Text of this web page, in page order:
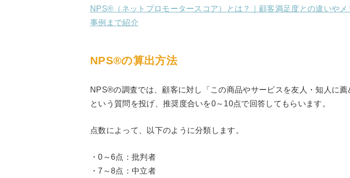
NPS®（ネットプロモータースコア）とは？｜顧客満足度との違いやメ
事例まで紹介
NPS®の算出方法
NPS®の調査では、顧客に対し「この商品やサービスを友人・知人に薦
という質問を投げ、推奨度合いを0～10点で回答してもらいます。
点数によって、以下のように分類します。
・0～6点：批判者
・7～8点：中立者